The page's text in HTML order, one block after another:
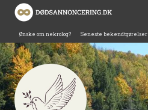
Ønske om nekrolog? Seneste bekendtgørelser